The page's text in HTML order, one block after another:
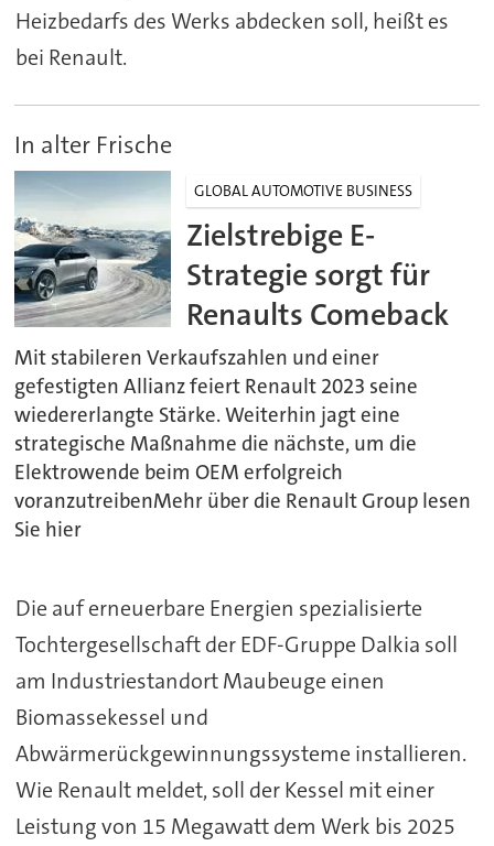
Heizbedarfs des Werks abdecken soll, heißt es
bei Renault.
In alter Frische
GLOBAL AUTOMOTIVE BUSINESS
Zielstrebige E-
Strategie sorgt für
Renaults Comeback
Mit stabileren Verkaufszahlen und einer
gefestigten Allianz feiert Renault 2023 seine
wiedererlangte Stärke. Weiterhin jagt eine
strategische Maßnahme die nächste, um die
Elektrowende beim OEM erfolgreich
voranzutreibenMehr über die Renault Group lesen
Sie hier
Die auf erneuerbare Energien spezialisierte
Tochtergesellschaft der EDF-Gruppe Dalkia soll
am Industriestandort Maubeuge einen
Biomassekessel und
Abwärmerückgewinnungssysteme installieren.
Wie Renault meldet, soll der Kessel mit einer
Leistung von 15 Megawatt dem Werk bis 2025